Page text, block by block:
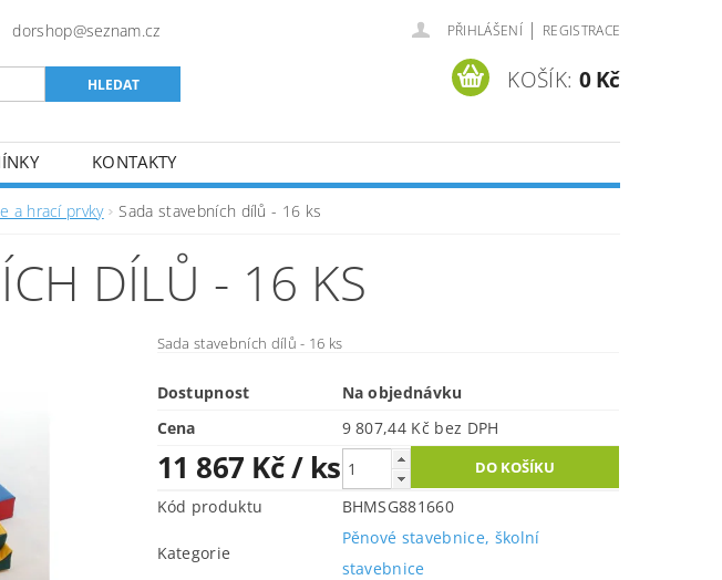
dorshop@seznam.cz PŘIHLÁŠENÍ | REGISTRACE
KOŠÍK: 0 Kč
KONTAKTY
a hrací prvky Sada stavebních dílů - 16 ks
DÍLŮ - 16 KS
Sada stavebních dílů - 16 ks
Dostupnost
Na objednávku
Cena
9 807,44 Kč bez DPH
11 867 Kč/ ks
Kód produktu BHMSG881660
Kategorie
Pěnové stavebnice, školní
stavebnice